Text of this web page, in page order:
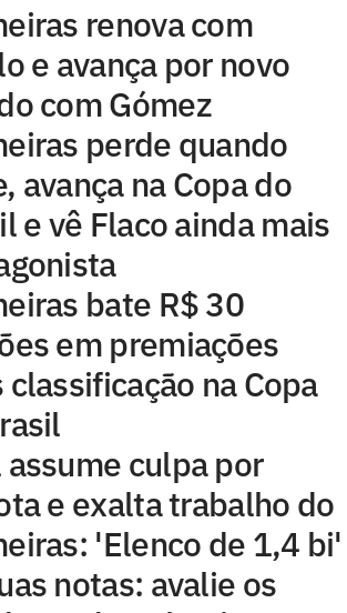
renova com
e avança por novo
com Gómez
perde quando
avança na Copa do
e vê Flaco ainda mais
bate R$ 30
em premiações
classificação na Copa
culpa por
e exalta trabalho do
'Elenco de 1,4 bi'
notas: avalie os